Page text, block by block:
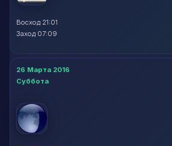
Восход 21:01
Заход 07:09
26 Марта 2016
Суббота